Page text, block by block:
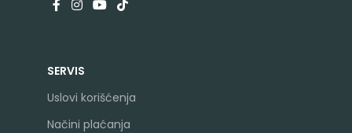
SERVIS
Uslovi korišćenja
Načini plaćanja